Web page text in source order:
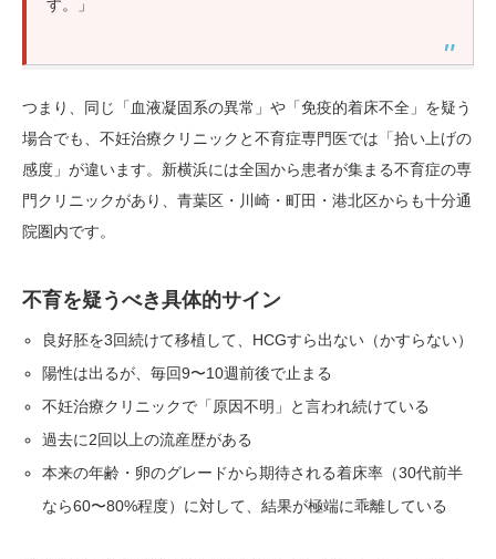
す。」
つまり、同じ「血液凝固系の異常」や「免疫的着床不全」を疑う
場合でも、不妊治療クリニックと不育症専門医では「拾い上げの
感度」が違います。新横浜には全国から患者が集まる不育症の専
門クリニックがあり、青葉区・川崎・町田・港北区からも十分通
院圏内です。
不育を疑うべき具体的サイン
良好胚を3回続けて移植して、HCGすら出ない（かすらない）
陽性は出るが、毎回9〜10週前後で止まる
不妊治療クリニックで「原因不明」と言われ続けている
過去に2回以上の流産歴がある
本来の年齢・卵のグレードから期待される着床率（30代前半
なら60〜80%程度）に対して、結果が極端に乖離している